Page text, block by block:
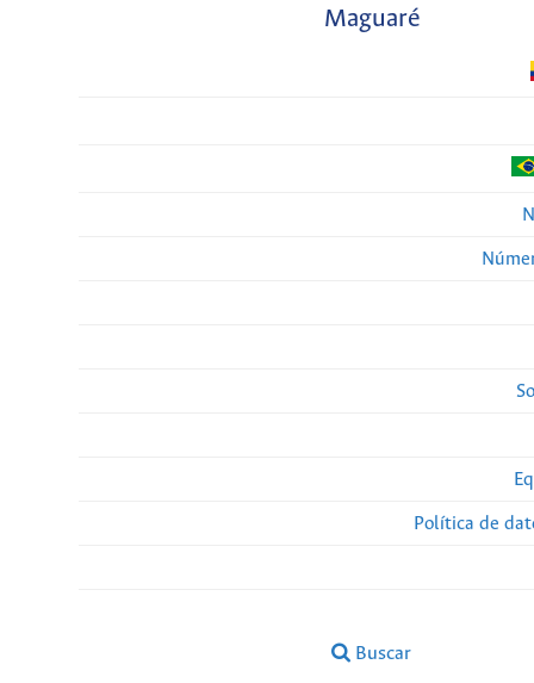
Maguaré
Política de
Buscar